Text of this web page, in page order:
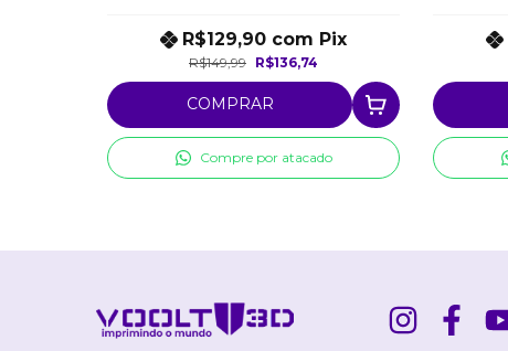
R$149,99 R$136,74
R$129,90 com Pix
COMPRAR
Compre por atacado